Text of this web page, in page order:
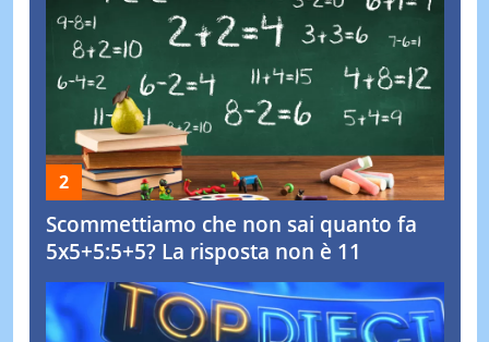
Scommettiamo che non sai quanto fa
5x5+5:5+5? La risposta non è 11